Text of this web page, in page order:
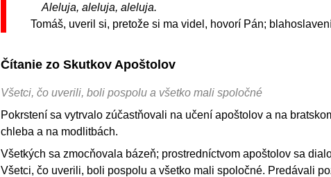
Aleluja, aleluja, aleluja.
Tomáš, uveril si, pretože si ma videl, hovorí Pán;
Čítanie zo Skutkov Apoštolov
Všetci, čo uverili, boli pospolu a všetko mali spoločné
Pokrstení sa vytrvalo zúčastňovali na učení apoštolov a na
chleba a na modlitbách.
Všetkých sa zmocňovala bázeň; prostredníctvom apoštolov sa
Všetci, čo uverili, boli pospolu a všetko mali spoločné. Predávali